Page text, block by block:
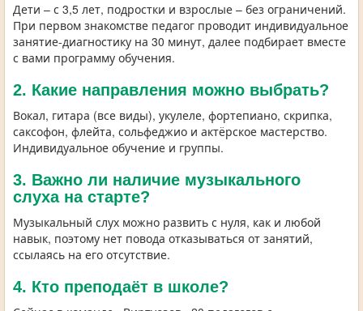
Дети – с 3,5 лет, подростки и взрослые – без ограничений.
При первом знакомстве педагог проводит индивидуальное
занятие-диагностику на 30 минут, далее подбирает вместе
с вами программу обучения.
2. Какие направления можно выбрать?
Вокал, гитара (все виды), укулеле, фортепиано, скрипка,
саксофон, флейта, сольфеджио и актёрское мастерство.
Индивидуальное обучение и группы.
3. Важно ли наличие музыкального
слуха на старте?
Музыкальный слух можно развить с нуля, как и любой
навык, поэтому нет повода отказываться от занятий,
ссылаясь на его отсутствие.
4. Кто преподаёт в школе?